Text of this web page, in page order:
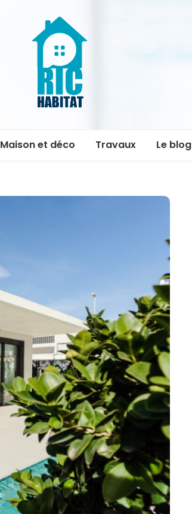
ric-
Maison et déco Travaux Le blog